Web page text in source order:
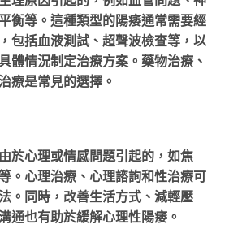
衡等。這種類型的陽痿通常需要經
包括血液測試、超聲波檢查等，以
體情況制定治療方案。藥物治療、
療是常見的選擇。
於心理或情感問題引起的，如焦
。心理治療、心理諮詢和性治療可
。同時，改善生活方式、減輕壓
通也有助於緩解心理性陽痿。